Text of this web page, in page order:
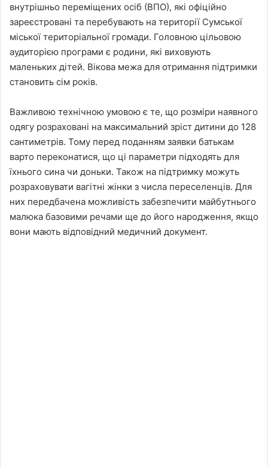
внутрішньо переміщених осіб (ВПО), які офіційно
зареєстровані та перебувають на території Сумської
міської територіальної громади. Головною цільовою
аудиторією програми є родини, які виховують
маленьких дітей. Вікова межа для отримання підтримки
становить сім років.
Важливою технічною умовою є те, що розміри наявного
одягу розраховані на максимальний зріст дитини до 128
сантиметрів. Тому перед поданням заявки батькам
варто переконатися, що ці параметри підходять для
їхнього сина чи доньки. Також на підтримку можуть
розраховувати вагітні жінки з числа переселенців. Для
них передбачена можливість забезпечити майбутнього
малюка базовими речами ще до його народження, якщо
вони мають відповідний медичний документ.